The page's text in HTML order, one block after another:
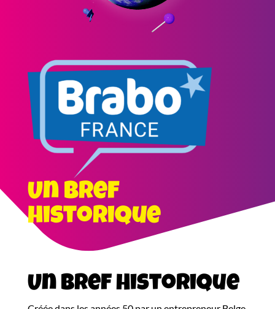
Un bref
historique
Un bref Historique